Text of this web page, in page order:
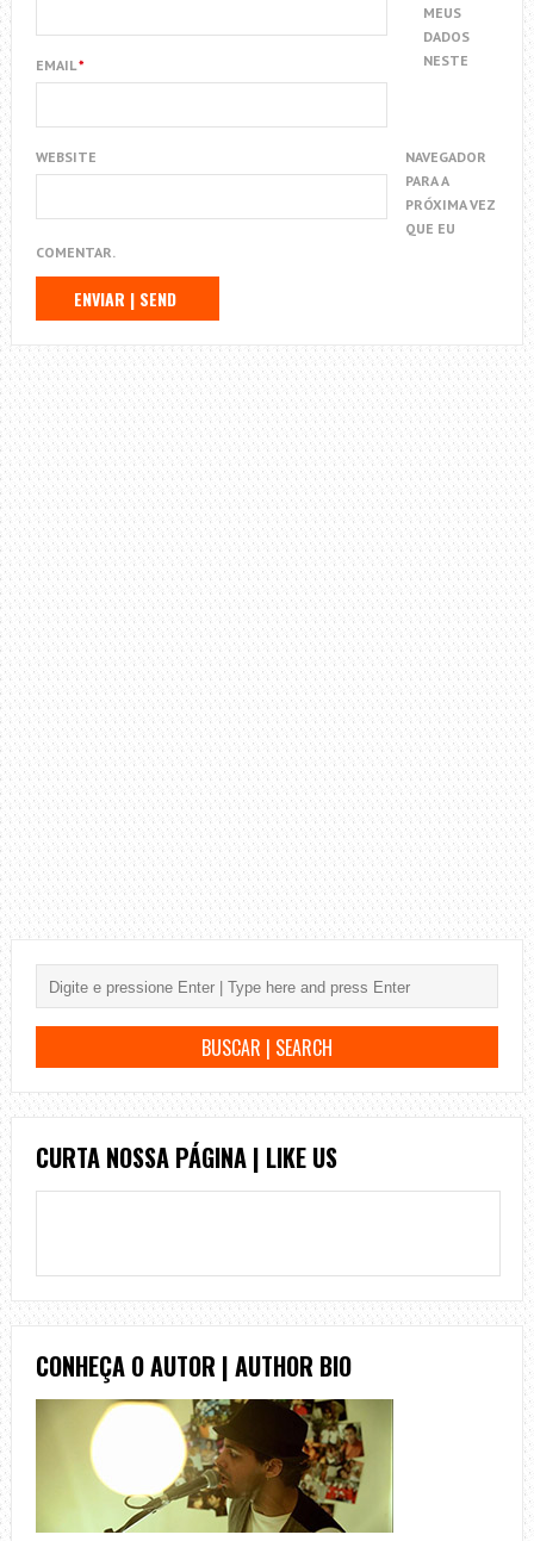
EMAIL*
WEBSITE
MEUS
DADOS
NESTE
NAVEGADOR
PARA A
PRÓXIMA VEZ
QUE EU
COMENTAR.
CURTA NOSSA PÁGINA | LIKE US
CONHEÇA O AUTOR | AUTHOR BIO